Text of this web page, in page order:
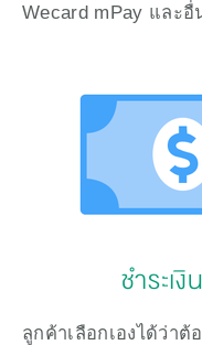
Wecard mPay และอื่
ชำระเ
ลูกค้าเลือกเองได้ว่า